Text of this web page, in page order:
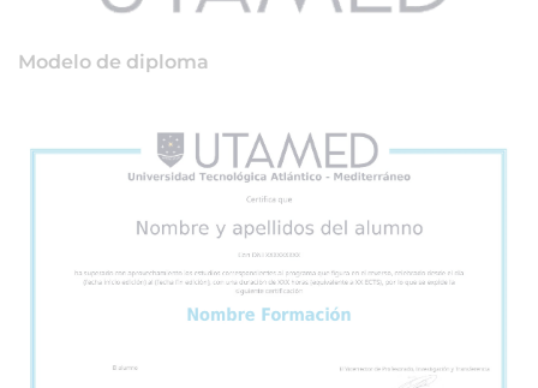
Modelo de diploma